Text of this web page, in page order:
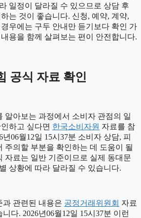
일정이 달라질 수 있으므로 상담 후
는 것이 좋습니다. 신청, 예약, 계약,
우에는 구두 안내만 듣기보다 확인 가
용을 함께 살펴보는 편이 안전합니다.
공식 자료 확인
알아보는 과정에서 소비자 관점의 일
하고 싶다면 한국소비자원 자료를 참
06월12일 15시37분 소비자 상담, 피
주의할 부분을 확인하는 데 도움이 될
자료는 일반 기준이므로 실제 동대문
상황에 따라 달라질 수 있습니다.
과 관련된 내용은 공정거래위원회 자료
다. 2026년06월12일 15시37분 이런